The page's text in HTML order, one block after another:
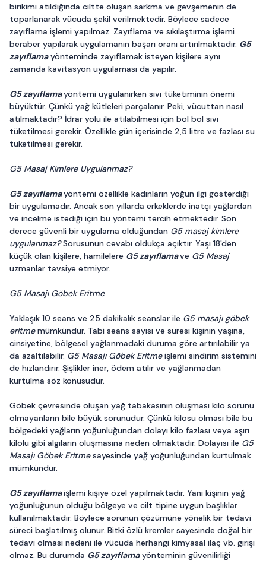
birikimi atıldığında ciltte oluşan sarkma ve gevşemenin de
toparlanarak vücuda şekil verilmektedir. Böylece sadece
zayıflama işlemi yapılmaz. Zayıflama ve sıkılaştırma işlemi
beraber yapılarak uygulamanın başarı oranı artırılmaktadır. G5
zayıflamayönteminde zayıflamak isteyen kişilere aynı
zamanda kavitasyon uygulaması da yapılır.
G5 zayıflamayöntemi uygulanırken sıvı tüketiminin önemi
büyüktür. Çünkü yağ kütleleri parçalanır. Peki, vücuttan nasıl
atılmaktadır? İdrar yolu ile atılabilmesi için bol bol sıvı
tüketilmesi gerekir. Özellikle gün içerisinde 2,5 litre ve fazlası su
tüketilmesi gerekir.
G5 Masaj Kimlere Uygulanmaz?
G5 zayıflamayöntemi özellikle kadınların yoğun ilgi gösterdiği
bir uygulamadır. Ancak son yıllarda erkeklerde inatçı yağlardan
ve incelme istediği için bu yöntemi tercih etmektedir. Son
derece güvenli bir uygulama olduğundan G5 masaj kimlere
uygulanmaz?Sorusunun cevabı oldukça açıktır. Yaşı 18'den
küçük olan kişilere, hamilelere G5 zayıflamave G5 Masaj
uzmanlar tavsiye etmiyor.
G5 Masajı Göbek Eritme
Yaklaşık 10 seans ve 25 dakikalık seanslar ile G5 masajı göbek
eritmemümkündür. Tabi seans sayısı ve süresi kişinin yaşına,
cinsiyetine, bölgesel yağlanmadaki duruma göre artırılabilir ya
da azaltılabilir. G5 Masajı Göbek Eritmeişlemi sindirim sistemini
de hızlandırır. Şişlikler iner, ödem atılır ve yağlanmadan
kurtulma söz konusudur.
Göbek çevresinde oluşan yağ tabakasının oluşması kilo sorunu
olmayanların bile büyük sorunudur. Çünkü kilosu olması bile bu
bölgedeki yağların yoğunluğundan dolayı kilo fazlası veya aşırı
kilolu gibi algıların oluşmasına neden olmaktadır. Dolayısı ile G5
Masajı Göbek Eritmesayesinde yağ yoğunluğundan kurtulmak
mümkündür.
G5 zayıflamaişlemi kişiye özel yapılmaktadır. Yani kişinin yağ
yoğunluğunun olduğu bölgeye ve cilt tipine uygun başlıklar
kullanılmaktadır. Böylece sorunun çözümüne yönelik bir tedavi
süreci başlatılmış olunur. Bitki özlü kremler sayesinde doğal bir
tedavi olması nedeni ile vücuda herhangi kimyasal ilaç vb. girişi
olmaz. Bu durumda G5 zayıflamayönteminin güvenilirliği